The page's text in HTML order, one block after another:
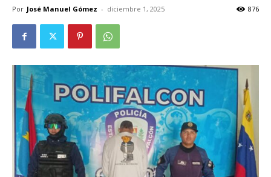
Por José Manuel Gómez - diciembre 1, 2025 876